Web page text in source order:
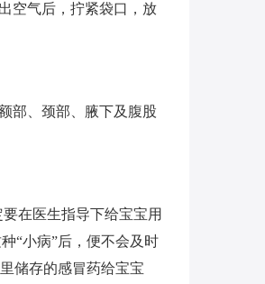
空气后，拧紧袋口，放
部、颈部、腋下及腹股
在医生指导下给宝宝用
“小病”后，便不会及时
储存的感冒药给宝宝